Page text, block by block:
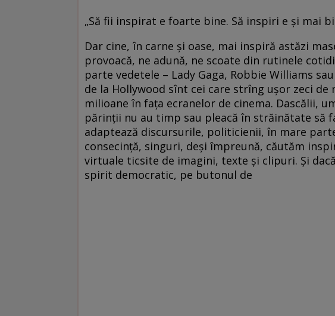
„Să fii inspirat e foarte bine. Să inspiri e şi mai
Dar cine, în carne şi oase, mai inspiră astăzi
provoacă, ne adună, ne scoate din rutinele
parte vedetele – Lady Gaga, Robbie Williams
de la Hollywood sînt cei care strîng uşor zeci de
milioane în faţa ecranelor de cinema. Dascălii,
părinţii nu au timp sau pleacă în străinătate să
adaptează discursurile, politicienii, în mare
consecinţă, singuri, deşi împreună, căutăm
virtuale ticsite de imagini, texte şi clipuri. Şi
spirit democratic, pe butonul de